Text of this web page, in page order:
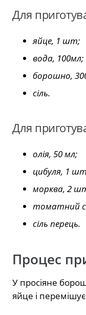
Для
яйце, 1 шт;
вода, 100мл;
борошно,
сіль.
Для
олія, 50 мл;
цибуля, 1
морква, 2
томатний
сіль перець.
Процес
У просіяне
яйце і